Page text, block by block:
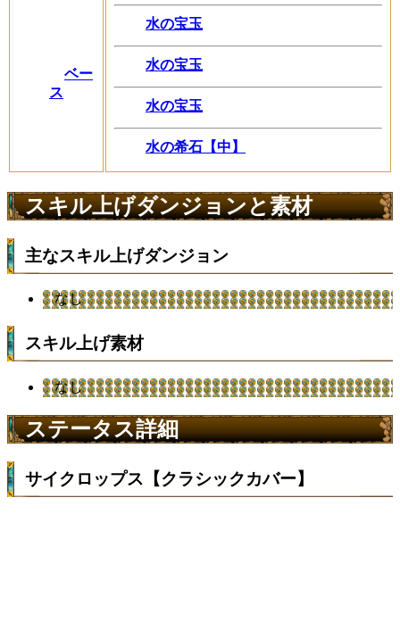
ベー
ス
水の宝玉
水の宝玉
水の宝玉
水の希石【中】
スキル上げダンジョンと素材
主なスキル上げダンジョン
なし
スキル上げ素材
なし
ステータス詳細
サイクロップス【クラシックカバー】